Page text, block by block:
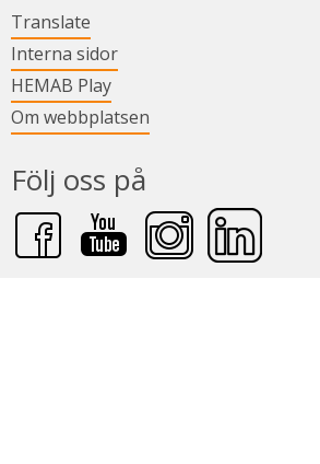
Translate
Interna sidorLänk till annan webbplats.
HEMAB PlayLänk till annan webbplats.
Om webbplatsen
Följ oss på